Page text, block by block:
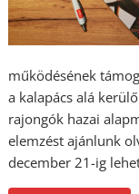
működésének
a kalapács alá
rajongók hazai
elemzést ajánlunk
december 21-ig